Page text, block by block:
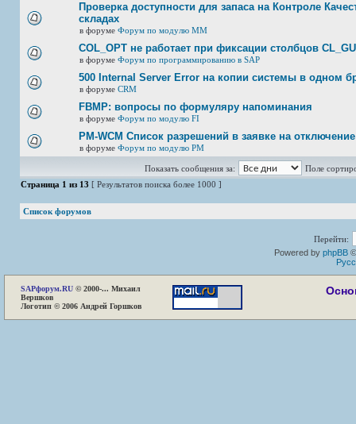
Проверка доступности для запаса на Контроле
складах
в форуме Форум по модулю ММ
COL_OPT не работает при фиксации столбцов
в форуме Форум по программированию в SAP
500 Internal Server Error на копии системы в одном
в форуме CRM
FBMP: вопросы по формуляру напоминания
в форуме Форум по модулю FI
PM-WCM Список разрешений в заявке на отключение
в форуме Форум по модулю РМ
Показать сообщения за:
Поле
Страница 1 из 13 [ Результатов поиска более 1000 ]
Список форумов
Перейти:
Powered by phpBB
SAPфорум.RU © 2000-... Михаил
Вершков
Логотип © 2006 Андрей Горшков